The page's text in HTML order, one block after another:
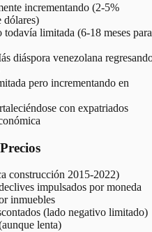
incrementando (2-5%
dólares)
todavía limitada (6-18 meses para
diáspora venezolana
pero incrementando en
con expatriados
construcción 2015-2022)
impulsados por moneda
inmuebles
(lado negativo limitado)
lenta)